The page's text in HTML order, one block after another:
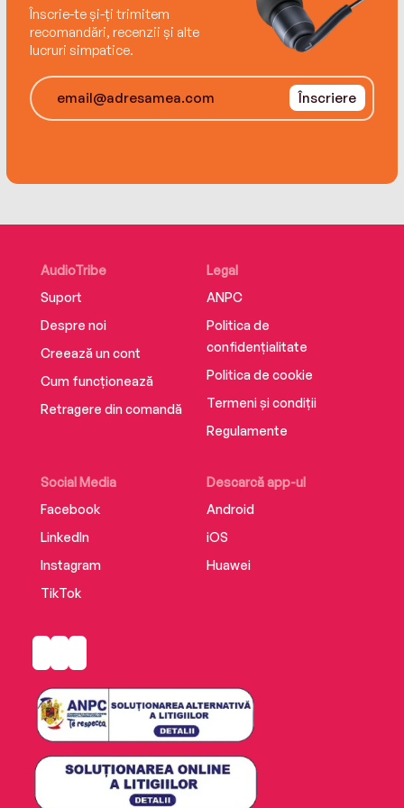
Înscrie-te și-ți trimitem
recomandări, recenzii și alte
lucruri simpatice.
Înscriere
AudioTribe
Suport
Despre noi
Creează un cont
Cum funcționează
Retragere din comandă
Social Media
Facebook
LinkedIn
Instagram
TikTok
Descarcă app-ul
Android
iOS
Huawei
Legal
ANPC
Politica de
confidențialitate
Politica de cookie
Termeni și condiții
Regulamente